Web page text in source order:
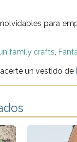
para
family crafts,
un vestido de